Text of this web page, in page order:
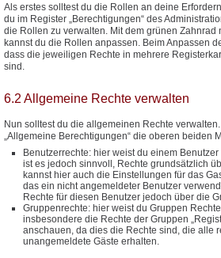
Als erstes solltest du die Rollen an deine
du im Register „Berechtigungen“ des
die Rollen zu verwalten. Mit dem grünen Zahnrad
kannst du die Rollen anpassen. Beim Anpassen
dass die jeweiligen Rechte in mehrere
sind.
6.2 Allgemeine Rechte verwalten
Nun solltest du die allgemeinen Rechte
„Allgemeine Berechtigungen“ die oberen beiden
Benutzerrechte: hier weist du einem Benutzer
ist es jedoch sinnvoll, Rechte grundsätzlich
kannst hier auch die Einstellungen für das
das ein nicht angemeldeter Benutzer
Rechte für diesen Benutzer jedoch über die
Gruppenrechte: hier weist du Gruppen
insbesondere die Rechte der Gruppen
anschauen, da dies die Rechte sind, die alle
unangemeldete Gäste erhalten.